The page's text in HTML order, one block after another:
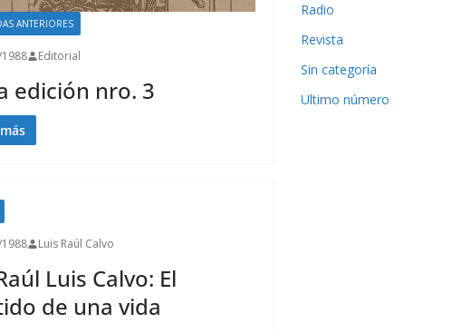
ANTERIORES
Editorial
edición nro. 3
Luis Raúl Calvo
Luis Calvo: El
de una vida
Radio
Revista
Sin categoría
Ultimo número